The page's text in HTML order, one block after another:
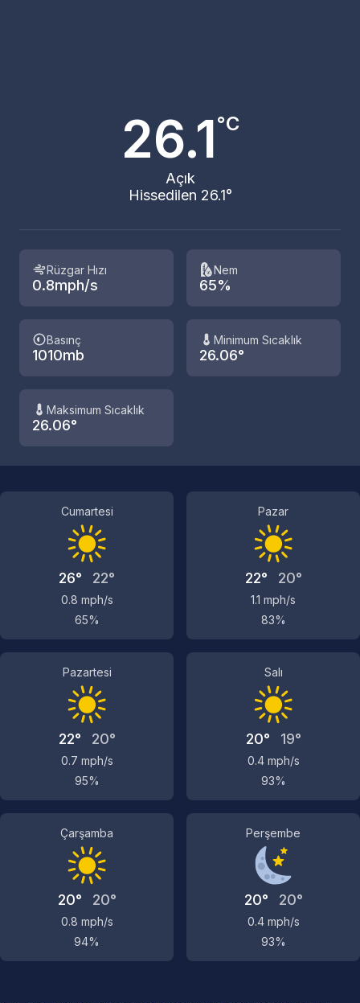
26.1°C
Açık
Hissedilen 26.1°
Rüzgar Hızı
0.8mph/s
Nem
65%
Basınç
1010mb
Minimum Sıcaklık
26.06°
Maksimum Sıcaklık
26.06°
Cumartesi
26° 22°
0.8 mph/s
65%
Pazar
22° 20°
1.1 mph/s
83%
Pazartesi
22° 20°
0.7 mph/s
95%
Salı
20° 19°
0.4 mph/s
93%
Çarşamba
20° 20°
0.8 mph/s
94%
Perşembe
20° 20°
0.4 mph/s
93%